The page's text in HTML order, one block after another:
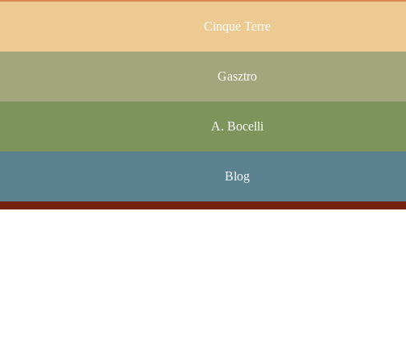
Cinque Terre
Gasztro
A. Bocelli
Blog